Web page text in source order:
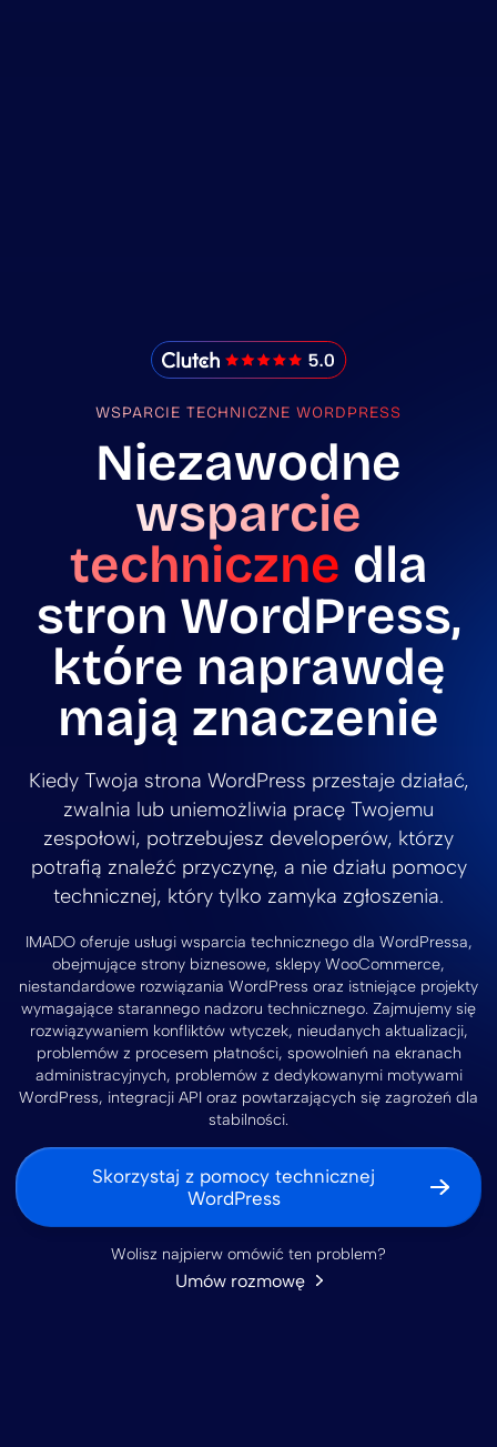
IMADO Reviews
WSPARCIE TECHNICZNE WORDPRESS
Niezawodne
wsparcie
techniczne dla
stron WordPress,
które naprawdę
mają znaczenie
Kiedy Twoja strona WordPress przestaje działać,
zwalnia lub uniemożliwia pracę Twojemu
zespołowi, potrzebujesz developerów, którzy
potrafią znaleźć przyczynę, a nie działu pomocy
technicznej, który tylko zamyka zgłoszenia.
IMADO oferuje usługi wsparcia technicznego dla WordPressa,
obejmujące strony biznesowe, sklepy WooCommerce,
niestandardowe rozwiązania WordPress oraz istniejące projekty
wymagające starannego nadzoru technicznego. Zajmujemy się
rozwiązywaniem konfliktów wtyczek, nieudanych aktualizacji,
problemów z procesem płatności, spowolnień na ekranach
administracyjnych, problemów z dedykowanymi motywami
WordPress, integracji API oraz powtarzających się zagrożeń dla
stabilności.
Skorzystaj z pomocy technicznej
WordPress
Wolisz najpierw omówić ten problem?
Umów rozmowę